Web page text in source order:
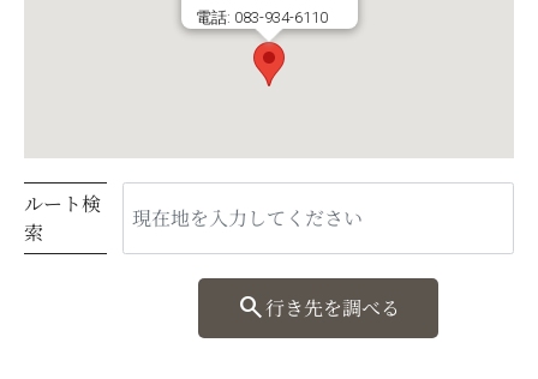
電話: 083-934-6110
ルート検
索
search行き先を調べる